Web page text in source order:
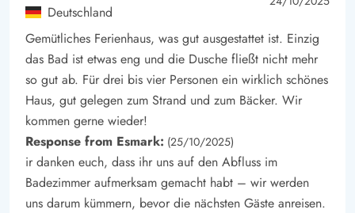
Deutschland
Gemütliches Ferienhaus, was gut ausgestattet ist. Einzig
das Bad ist etwas eng und die Dusche fließt nicht mehr
so gut ab. Für drei bis vier Personen ein wirklich schönes
Haus, gut gelegen zum Strand und zum Bäcker. Wir
kommen gerne wieder!
Response from Esmark: (25/10/2025)
ir danken euch, dass ihr uns auf den Abfluss im
Badezimmer aufmerksam gemacht habt – wir werden
uns darum kümmern, bevor die nächsten Gäste anreisen.